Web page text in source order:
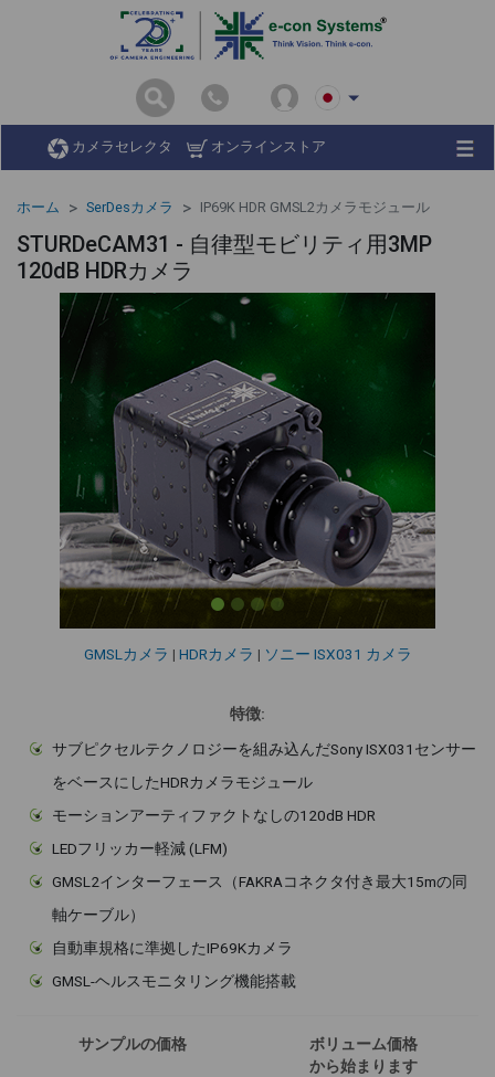
カメラセレクタ オンラインストア
ホーム SerDesカメラ IP69K HDR GMSL2カメラモジュール
STURDeCAM31 - 自律型モビリティ用3MP
120dB HDRカメラ
GMSLカメラ | HDRカメラ | ソニー ISX031 カメラ
特徴:
サブピクセルテクノロジーを組み込んだSony ISX031センサー
をベースにしたHDRカメラモジュール
モーションアーティファクトなしの120dB HDR
LEDフリッカー軽減 (LFM)
GMSL2インターフェース（FAKRAコネクタ付き最大15mの同
軸ケーブル）
自動車規格に準拠したIP69Kカメラ
GMSL-ヘルスモニタリング機能搭載
サンプルの価格
ボリューム価格
から始まります